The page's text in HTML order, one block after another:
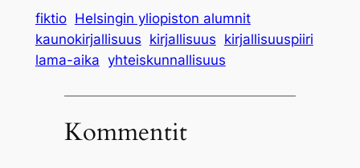
fiktio Helsingin yliopiston alumnit
kaunokirjallisuus kirjallisuus kirjallisuuspiiri
lama-aika yhteiskunnallisuus
Kommentit